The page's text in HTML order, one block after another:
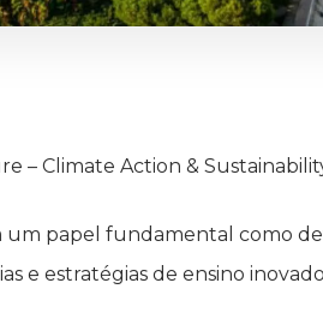
– Climate Action &
um papel fundamental como
e estratégias de ensino